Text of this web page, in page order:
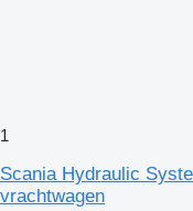
1
Scania Hydraulic
vrachtwagen